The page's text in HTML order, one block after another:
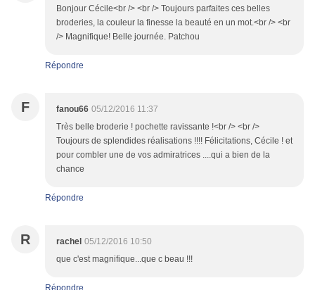
Bonjour Cécile<br /> <br /> Toujours parfaites ces belles
broderies, la couleur la finesse la beauté en un mot.<br /> <br
/> Magnifique! Belle journée. Patchou
Répondre
F fanou66 05/12/2016 11:37
Très belle broderie ! pochette ravissante !<br /> <br />
Toujours de splendides réalisations !!!! Félicitations, Cécile ! et
pour combler une de vos admiratrices ....qui a bien de la
chance
Répondre
R rachel 05/12/2016 10:50
que c'est magnifique...que c beau !!!
Répondre